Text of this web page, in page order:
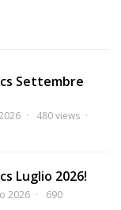
Settembre
480 views
Luglio 2026!
2026
690